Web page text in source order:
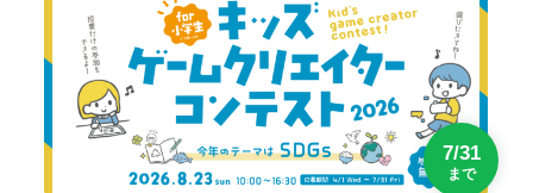
7/31
まで